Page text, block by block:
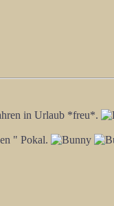
in Urlaub *freu*.
" Pokal.